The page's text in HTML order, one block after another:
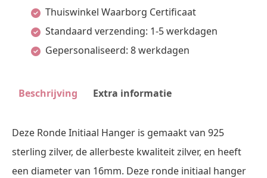
Zilver
aantal
Thuiswinkel Waarborg Certificaat
Standaard verzending: 1-5 werkdagen
Gepersonaliseerd: 8 werkdagen
Beschrijving Extra informatie
Deze Ronde Initiaal Hanger is gemaakt van 925
sterling zilver, de allerbeste kwaliteit zilver, en heeft
een diameter van 16mm. Deze ronde initiaal hanger